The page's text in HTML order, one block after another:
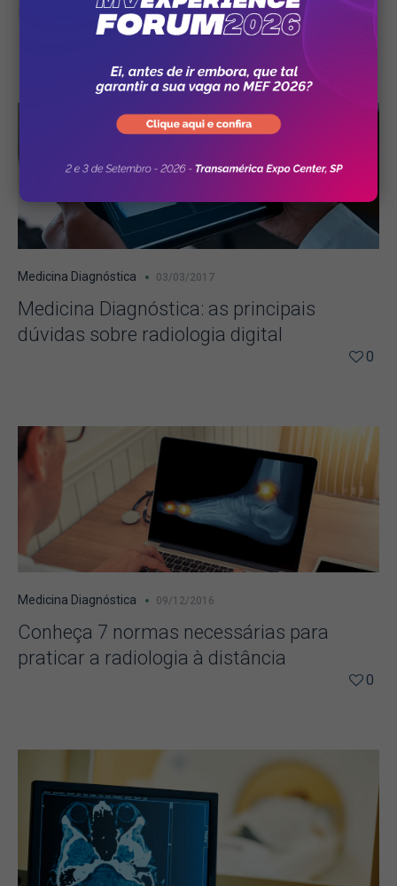
Medicina Diagnóstica 03/03/2017
Medicina Diagnóstica: as principais
dúvidas sobre radiologia digital
0
Medicina Diagnóstica 09/12/2016
Conheça 7 normas necessárias para
praticar a radiologia à distância
0